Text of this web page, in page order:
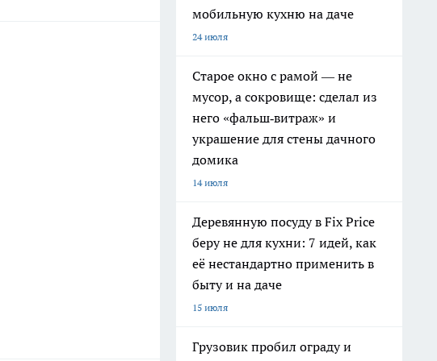
мобильную кухню на даче
24 июля
Старое окно с рамой — не
мусор, а сокровище: сделал из
него «фальш‑витраж» и
украшение для стены дачного
домика
14 июля
Деревянную посуду в Fix Price
беру не для кухни: 7 идей, как
её нестандартно применить в
быту и на даче
15 июля
Грузовик пробил ограду и